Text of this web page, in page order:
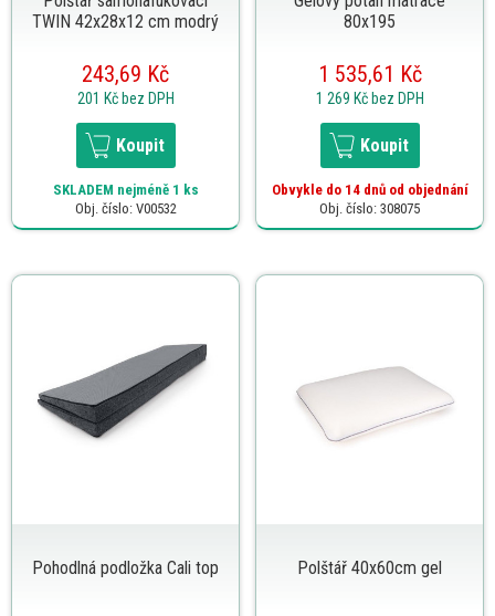
TWIN 42x28x12 cm modrý
243,69 Kč
201 Kč bez DPH
Koupit
SKLADEM nejméně 1 ks
Obj. číslo: V00532
80x195
1 535,61 Kč
1 269 Kč bez DPH
Koupit
Obvykle do 14 dnů od objednání
Obj. číslo: 308075
Pohodlná podložka Cali top Polštář 40x60cm gel